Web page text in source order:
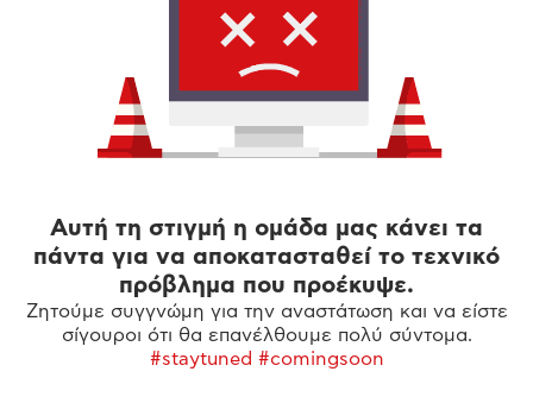
Αυτή τη στιγμή η ομάδα μας κάνει τα
πάντα για να αποκατασταθεί το τεχνικό
πρόβλημα που προέκυψε.
Ζητούμε συγγνώμη για την αναστάτωση και να είστε
σίγουροι ότι θα επανέλθουμε πολύ σύντομα.
#staytuned #comingsoon